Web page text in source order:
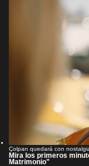
Çolpan quedará con
Mira los primeros
Matrimonio"